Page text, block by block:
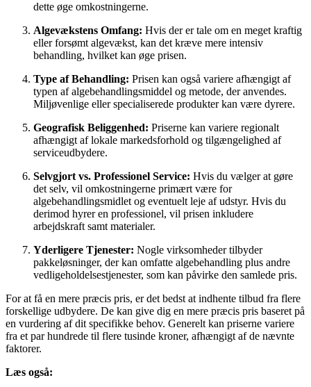
dette øge omkostningerne.
Algevækstens Omfang: Hvis der er tale om en meget kraftig
eller forsømt algevækst, kan det kræve mere intensiv
behandling, hvilket kan øge prisen.
Type af Behandling: Prisen kan også variere afhængigt af
typen af algebehandlingsmiddel og metode, der anvendes.
Miljøvenlige eller specialiserede produkter kan være dyrere.
Geografisk Beliggenhed: Priserne kan variere regionalt
afhængigt af lokale markedsforhold og tilgængelighed af
serviceudbydere.
Selvgjort vs. Professionel Service: Hvis du vælger at gøre
det selv, vil omkostningerne primært være for
algebehandlingsmidlet og eventuelt leje af udstyr. Hvis du
derimod hyrer en professionel, vil prisen inkludere
arbejdskraft samt materialer.
Yderligere Tjenester: Nogle virksomheder tilbyder
pakkeløsninger, der kan omfatte algebehandling plus andre
vedligeholdelsestjenester, som kan påvirke den samlede pris.
For at få en mere præcis pris, er det bedst at indhente tilbud fra flere
forskellige udbydere. De kan give dig en mere præcis pris baseret på
en vurdering af dit specifikke behov. Generelt kan priserne variere
fra et par hundrede til flere tusinde kroner, afhængigt af de nævnte
faktorer.
Læs også: